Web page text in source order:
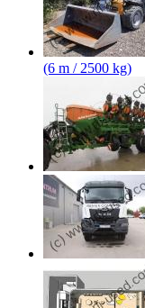
(6 m / 2500 kg)